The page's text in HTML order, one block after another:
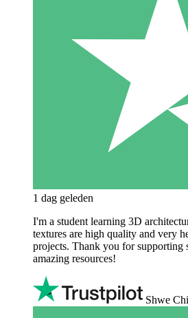
1 dag geleden
I'm a student learning 3D
textures are high quality and very
projects. Thank you for supporting
amazing resources!
Shwe